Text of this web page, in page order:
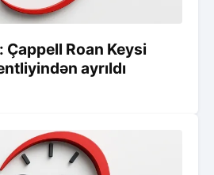
Çappell Roan Keysi
ayrıldı